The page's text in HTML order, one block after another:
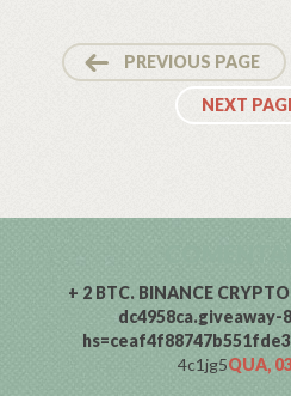
PREVIOUS PAGE
NEXT
+ 2 BTC. BINANCE
dc4958ca.giveaway-
4c1jg5QUA,